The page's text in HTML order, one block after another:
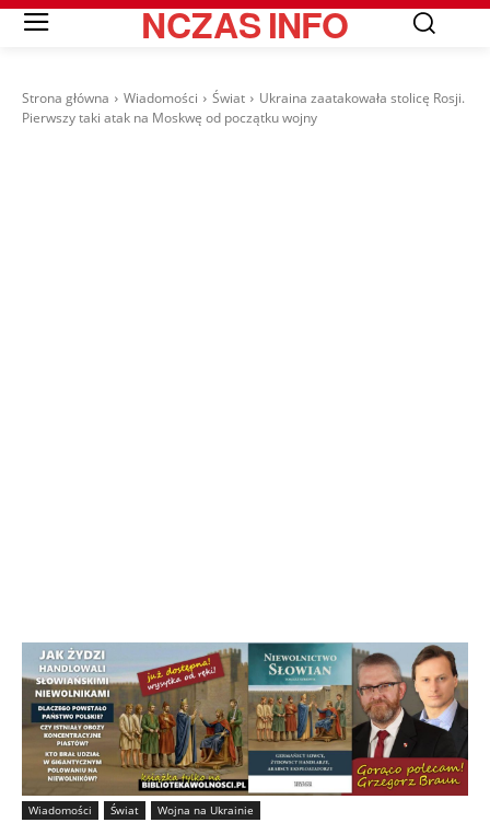
NCZASINFO
Strona główna Wiadomości Świat
Ukraina zaatakowała stolicę Rosji.
Pierwszy taki atak na Moskwę od początku wojny
Wiadomości Świat Wojna na Ukrainie